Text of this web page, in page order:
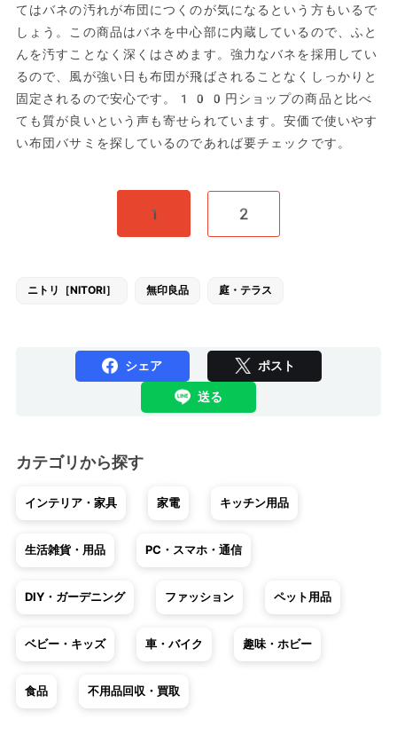
てはバネの汚れが布団につくのが気になるという方もいるで
しょう。この商品はバネを中心部に内蔵しているので、ふと
んを汚すことなく深くはさめます。強力なバネを採用してい
るので、風が強い日も布団が飛ばされることなくしっかりと
固定されるので安心です。100円ショップの商品と比べ
ても質が良いという声も寄せられています。安価で使いやす
い布団バサミを探しているのであれば要チェックです。
1 2
ニトリ［NITORI］ 無印良品 庭・テラス
シェア ポスト
送る
カテゴリから探す
インテリア・家具 家電 キッチン用品
生活雑貨・用品 PC・スマホ・通信
DIY・ガーデニング ファッション ペット用品
ベビー・キッズ 車・バイク 趣味・ホビー
食品 不用品回収・買取